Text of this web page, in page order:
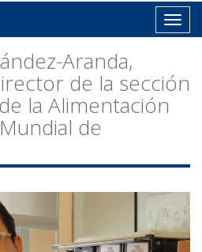
Aranda,
de la sección
la Alimentación
de